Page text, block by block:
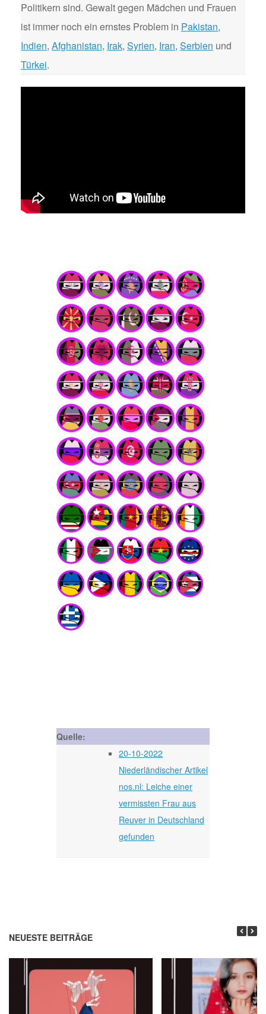
Politikern sind. Gewalt gegen Mädchen und Frauen
ist immer noch ein ernstes Problem in Pakistan,
Indien, Afghanistan, Irak, Syrien, Iran, Serbien und
Türkei.
Quelle:
20-10-2022
Niederländischer Artikel
nos.nl: Leiche einer
vermissten Frau aus
Reuver in Deutschland
gefunden
NEUESTE BEITRÄGE